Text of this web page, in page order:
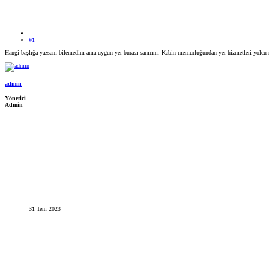
#1
Hangi başlığa yazsam bilemedim ama uygun yer burası sanırım. Kabin memurluğundan yer hizmetleri
admin
Yönetici
Admin
31 Tem 2023